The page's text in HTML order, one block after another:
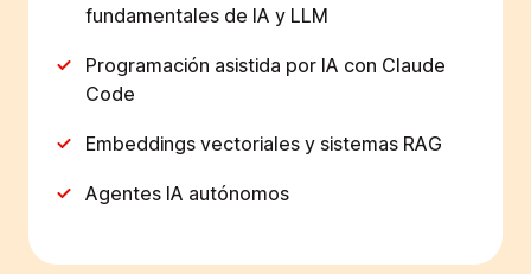
fundamentales de IA y LLM
Programación asistida por IA con Claude
Code
Embeddings vectoriales y sistemas RAG
Agentes IA autónomos